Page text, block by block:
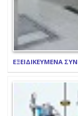
ΕΞΕΙΔΙΚΕΥΜΕΝΑ